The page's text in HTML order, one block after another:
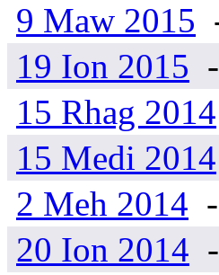
9 Maw 2015
19 Ion 2015
15 Rhag 2014
15 Medi 2014
2 Meh 2014
20 Ion 2014